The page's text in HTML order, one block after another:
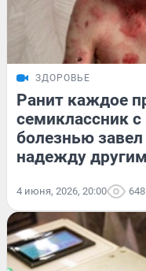
ЗДОРОВЬЕ
Ранит каждое
семиклассник
болезнью
надежду другим
4 июня, 2026, 20:00 648